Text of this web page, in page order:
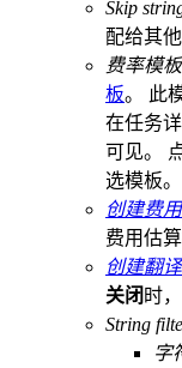
Skip
配给其
费率模板
板。 此
在任务
可见。
选模板。
创建费
费用估算
创建翻
关闭 时
String
字